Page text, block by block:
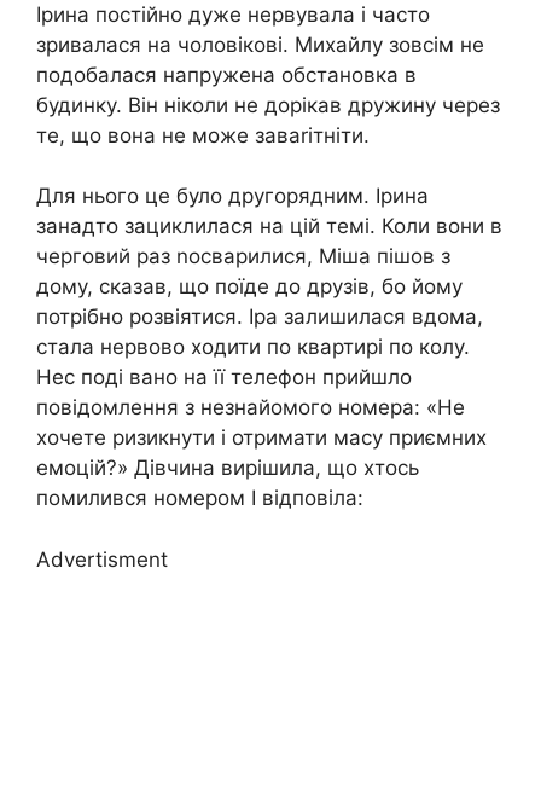
Ірина постійно дуже нервувала і часто
зривалася на чоловікові. Михайлу зовсім не
подобалася напружена обстановка в
будинку. Він ніколи не дорікав дружину через
те, що вона не може заваrітніти.
Для нього це було другорядним. Ірина
занадто зациклилася на цій темі. Коли вони в
черговий раз nосварилися, Міша пішов з
дому, сказав, що поїде до друзів, бо йому
потрібно розвіятися. Іра залишилася вдома,
стала нервово ходити по квартирі по колу.
Нес поді вано на її телефон прийшло
повідомлення з незнайомого номера: «Не
хочете ризикнути і отримати масу приємних
емоцій?» Дівчина вирішила, що хтось
помилився номером І відповіла:
Advertisment